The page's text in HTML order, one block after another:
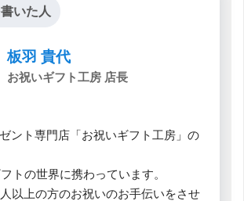
いた人
板羽 貴代
お祝いギフト工房 店長
ント専門店「お祝いギフト工房」の
トの世界に携わっています。
以上の方のお祝いのお手伝いをさせ